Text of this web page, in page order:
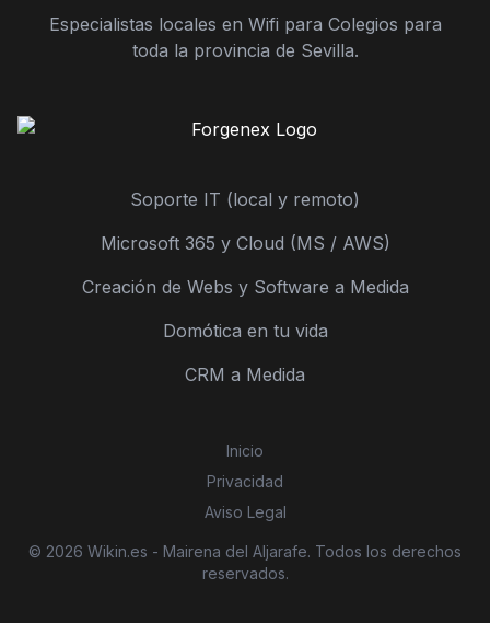
Especialistas locales en Wifi para Colegios para
toda la provincia de Sevilla.
Soporte IT (local y remoto)
Microsoft 365 y Cloud (MS / AWS)
Creación de Webs y Software a Medida
Domótica en tu vida
CRM a Medida
Inicio
Privacidad
Aviso Legal
© 2026 Wikin.es - Mairena del Aljarafe. Todos los derechos
reservados.